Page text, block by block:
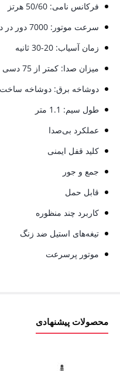
فرکانس نامی: 50/60 هرتز
سرعت موتور: 7000 دور در دقیقه
زمان آسیاب: 20-30 ثانیه
میزان صدا: کمتر از 75 دسی بل
دوشاخه برق: دوشاخه ساخت
طول سیم: 1.1 متر
عملکرد بی‌صدا
کلید قفل ایمنی
جمع و جور
قابل حمل
کاربرد چند منظوره
تیغه‌های استیل ضد زنگ
موتور پرسرعت
محصولات پیشنهادی